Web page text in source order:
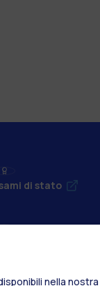
di stato
nella nostra